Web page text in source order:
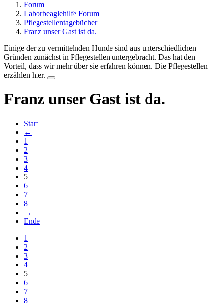
Forum
Laborbeaglehilfe Forum
Pflegestellentagebücher
Franz unser Gast ist da.
Einige der zu vermittelnden Hunde sind aus unterschiedlichen
Gründen zunächst in Pflegestellen untergebracht. Das hat den
Vorteil, dass wir mehr über sie erfahren können. Die Pflegestellen
erzählen hier.
Franz unser Gast ist da.
Start
←
1
2
3
4
5
6
7
8
→
Ende
1
2
3
4
5
6
7
8